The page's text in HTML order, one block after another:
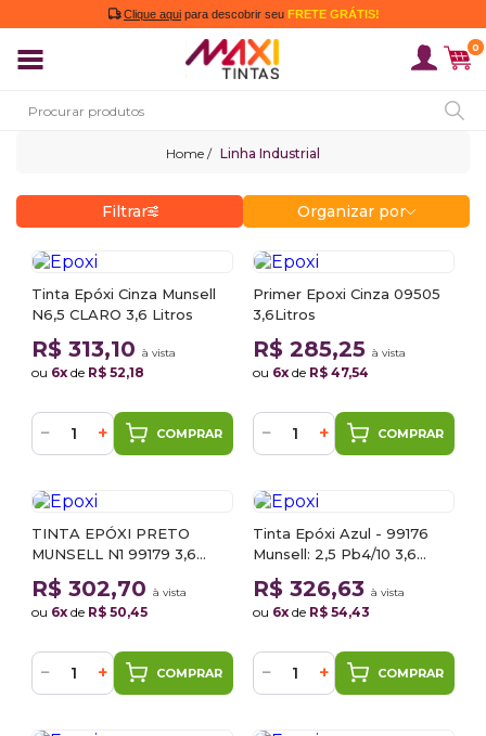
Clique aqui para descobrir seu FRETE GRÁTIS!
0
Linha Industrial
Organizar por
Filtrar
Tinta Epóxi Cinza Munsell
N6,5 CLARO 3,6 Litros
R$ 313,10 à vista
ou 6x de R$ 52,18
− + COMPRAR
Primer Epoxi Cinza 09505
3,6Litros
R$ 285,25 à vista
ou 6x de R$ 47,54
− + COMPRAR
TINTA EPÓXI PRETO
MUNSELL N1 99179 3,6
LITROS
R$ 302,70 à vista
ou 6x de R$ 50,45
− + COMPRAR
Tinta Epóxi Azul - 99176
Munsell: 2,5 Pb4/10 3,6
Litros
R$ 326,63 à vista
ou 6x de R$ 54,43
− + COMPRAR